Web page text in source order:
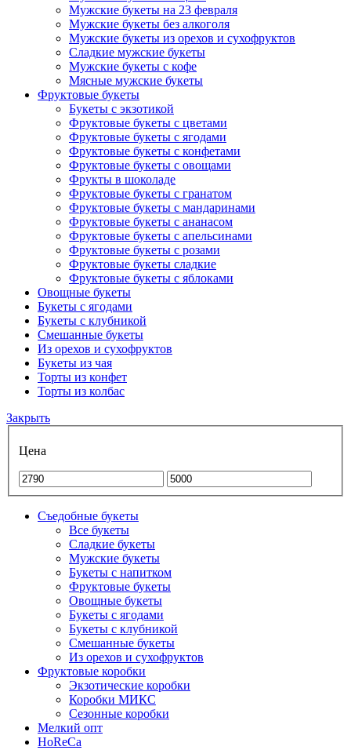
Мужские букеты на 23 февраля
Мужские букеты без алкоголя
Мужские букеты из орехов и сухофруктов
Сладкие мужские букеты
Мужские букеты с кофе
Мясные мужские букеты
Фруктовые букеты
Букеты с экзотикой
Фруктовые букеты с цветами
Фруктовые букеты с ягодами
Фруктовые букеты с конфетами
Фруктовые букеты с овощами
Фрукты в шоколаде
Фруктовые букеты с гранатом
Фруктовые букеты с мандаринами
Фруктовые букеты с ананасом
Фруктовые букеты с апельсинами
Фруктовые букеты с розами
Фруктовые букеты сладкие
Фруктовые букеты с яблоками
Овощные букеты
Букеты с ягодами
Букеты с клубникой
Смешанные букеты
Из орехов и сухофруктов
Букеты из чая
Торты из конфет
Торты из колбас
Закрыть
Цена
Съедобные букеты
Все букеты
Сладкие букеты
Мужские букеты
Букеты с напитком
Фруктовые букеты
Овощные букеты
Букеты с ягодами
Букеты с клубникой
Смешанные букеты
Из орехов и сухофруктов
Фруктовые коробки
Экзотические коробки
Коробки МИКС
Сезонные коробки
Мелкий опт
HoReCa